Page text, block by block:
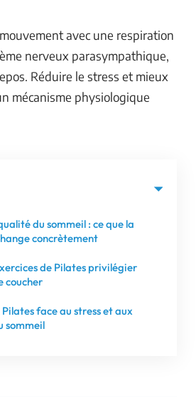
avec une respiration
nerveux parasympathique,
Réduire le stress et mieux
mécanisme physiologique
du sommeil : ce que la
concrètement
de Pilates privilégier
coucher
face au stress et aux
sommeil